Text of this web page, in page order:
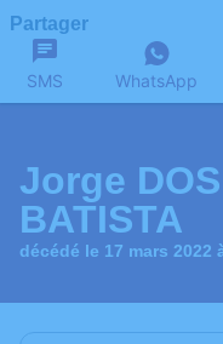
Partager
SMS WhatsApp
Jorge
BATISTA
décédé le 17 mars 2022